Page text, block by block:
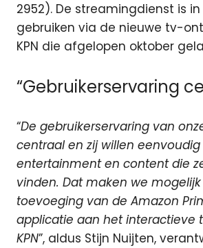
2952). De streamingdienst is
gebruiken via de nieuwe tv-
KPN die afgelopen oktober
“Gebruikerservaring
“De gebruikerservaring van
centraal en zij willen
entertainment en content die
vinden. Dat maken we
toevoeging van de Amazon
applicatie aan het interactieve
KPN”, aldus Stijn Nuijten,